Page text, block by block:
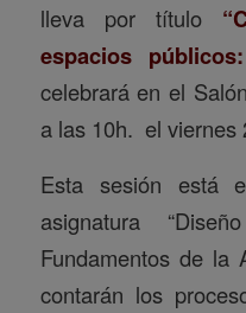
lleva por título
espacios
celebrará en el
a las 10h. el viernes
Esta sesión está
asignatura
Fundamentos de
contarán los